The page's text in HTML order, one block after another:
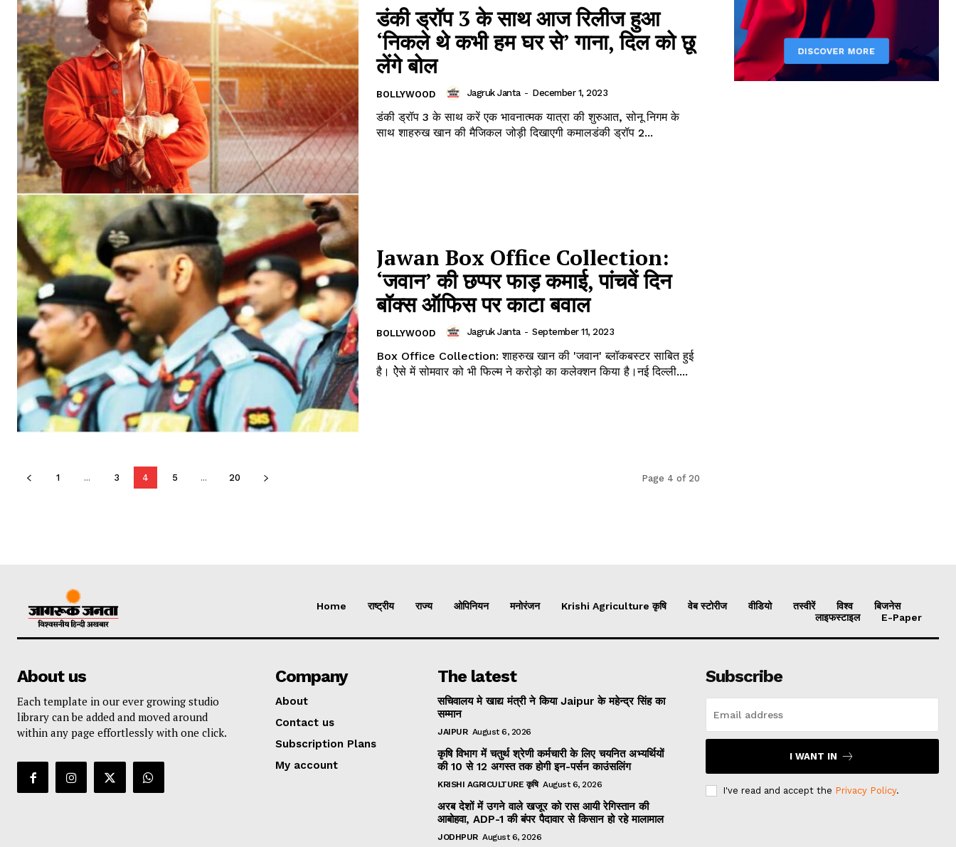
डंकी ड्रॉप 3 के साथ आज रिलीज हुआ
‘निकले थे कभी हम घर से’ गाना, दिल को छू
लेंगे बोल
BOLLYWOOD Jagruk Janta - December 1, 2023
डंकी ड्रॉप 3 के साथ करें एक भावनात्मक यात्रा की शुरुआत, सोनू निगम के
साथ शाहरुख खान की मैजिकल जोड़ी दिखाएगी कमालडंकी ड्रॉप 2...
Jawan Box Office Collection:
‘जवान’ की छप्पर फाड़ कमाई, पांचवें दिन
बॉक्स ऑफिस पर काटा बवाल
BOLLYWOOD Jagruk Janta - September 11, 2023
Box Office Collection: शाहरुख खान की 'जवान' ब्लॉकबस्टर साबित हुई
है। ऐेसे में सोमवार को भी फिल्म ने करोड़ो का कलेक्शन किया है।नई दिल्ली....
1 ... 3 4 5 ... 20 Page 4 of 20
Home राष्ट्रीय राज्य ओपिनियन मनोरंजन Krishi Agriculture कृषि वेब स्टोरीज वीडियो तस्वीरें विश्व
बिजनेस
लाइफस्टाइल
E-Paper
About us
Each template in our ever growing studio
library can be added and moved around
within any page effortlessly with one click.
Company
About
Contact us
Subscription Plans
My account
The latest
सचिवालय मे खाद्य मंत्री ने किया Jaipur के महेन्द्र सिंह का
सम्मान
JAIPUR August 6, 2026
कृषि विभाग में चतुर्थ श्रेणी कर्मचारी के लिए चयनित अभ्यर्थियों
की 10 से 12 अगस्त तक होगी इन-पर्सन काउंसलिंग
KRISHI AGRICULTURE कृषि August 6, 2026
अरब देशों में उगने वाले खजूर को रास आयी रेगिस्तान की
आबोहवा, ADP-1 की बंपर पैदावार से किसान हो रहे मालामाल
JODHPUR August 6, 2026
Subscribe
I WANT IN
I've read and accept the Privacy Policy.